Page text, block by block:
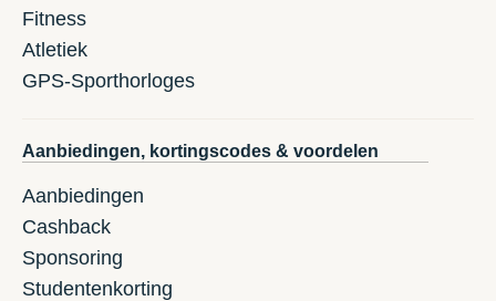
Fitness
Atletiek
GPS-Sporthorloges
Aanbiedingen, kortingscodes & voordelen
Aanbiedingen
Cashback
Sponsoring
Studentenkorting